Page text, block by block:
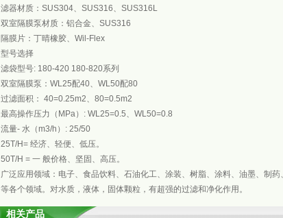
滤器材质：SUS304、SUS316、SUS316L
双室隔膜泵材质：铝合金、SUS316
隔膜片：丁晴橡胶、Wil-Flex
型号选择
滤袋型号: 180-420 180-820系列
双室隔膜泵：WL25配40、WL50配80
过滤面积： 40=0.25m2、80=0.5m2
最高操作压力（MPa）: WL25=0.5、WL50=0.8
流量- 水（m3/h）: 25/50
25T/H= 经济、轻便、低压。
50T/H = 一 般价格、坚固、高压。
广泛应用领域：电子、食品饮料、石油化工、涂装、树脂、涂料、油墨、制
等各个领域。对水质，液体，固体颗粒，有超强的过滤和净化作用。
相关产品